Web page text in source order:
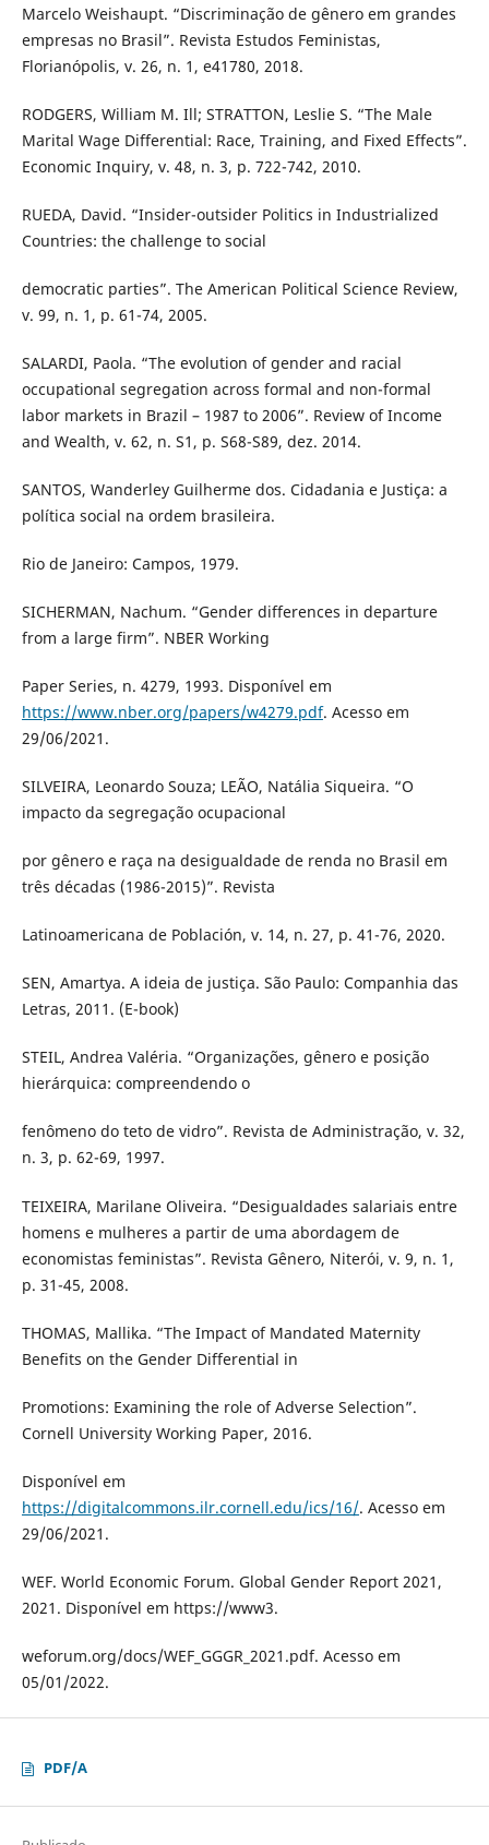
Marcelo Weishaupt. “Discriminação de gênero em grandes
empresas no Brasil”. Revista Estudos Feministas,
Florianópolis, v. 26, n. 1, e41780, 2018.
RODGERS, William M. Ill; STRATTON, Leslie S. “The Male
Marital Wage Differential: Race, Training, and Fixed Effects”.
Economic Inquiry, v. 48, n. 3, p. 722-742, 2010.
RUEDA, David. “Insider-outsider Politics in Industrialized
Countries: the challenge to social
democratic parties”. The American Political Science Review,
v. 99, n. 1, p. 61-74, 2005.
SALARDI, Paola. “The evolution of gender and racial
occupational segregation across formal and non-formal
labor markets in Brazil – 1987 to 2006”. Review of Income
and Wealth, v. 62, n. S1, p. S68-S89, dez. 2014.
SANTOS, Wanderley Guilherme dos. Cidadania e Justiça: a
política social na ordem brasileira.
Rio de Janeiro: Campos, 1979.
SICHERMAN, Nachum. “Gender differences in departure
from a large firm”. NBER Working
Paper Series, n. 4279, 1993. Disponível em
https://www.nber.org/papers/w4279.pdf. Acesso em
29/06/2021.
SILVEIRA, Leonardo Souza; LEÃO, Natália Siqueira. “O
impacto da segregação ocupacional
por gênero e raça na desigualdade de renda no Brasil em
três décadas (1986-2015)”. Revista
Latinoamericana de Población, v. 14, n. 27, p. 41-76, 2020.
SEN, Amartya. A ideia de justiça. São Paulo: Companhia das
Letras, 2011. (E-book)
STEIL, Andrea Valéria. “Organizações, gênero e posição
hierárquica: compreendendo o
fenômeno do teto de vidro”. Revista de Administração, v. 32,
n. 3, p. 62-69, 1997.
TEIXEIRA, Marilane Oliveira. “Desigualdades salariais entre
homens e mulheres a partir de uma abordagem de
economistas feministas”. Revista Gênero, Niterói, v. 9, n. 1,
p. 31-45, 2008.
THOMAS, Mallika. “The Impact of Mandated Maternity
Benefits on the Gender Differential in
Promotions: Examining the role of Adverse Selection”.
Cornell University Working Paper, 2016.
Disponível em
https://digitalcommons.ilr.cornell.edu/ics/16/. Acesso em
29/06/2021.
WEF. World Economic Forum. Global Gender Report 2021,
2021. Disponível em https://www3.
weforum.org/docs/WEF_GGGR_2021.pdf. Acesso em
05/01/2022.
PDF/A